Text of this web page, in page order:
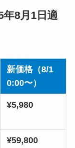
年8月1日適
新価格（8/1
0:00〜）
¥5,980
¥59,800